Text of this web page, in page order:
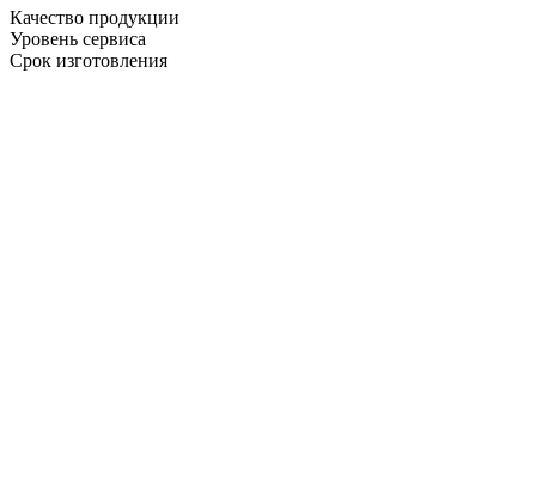
Качество продукции
Уровень сервиса
Срок изготовления